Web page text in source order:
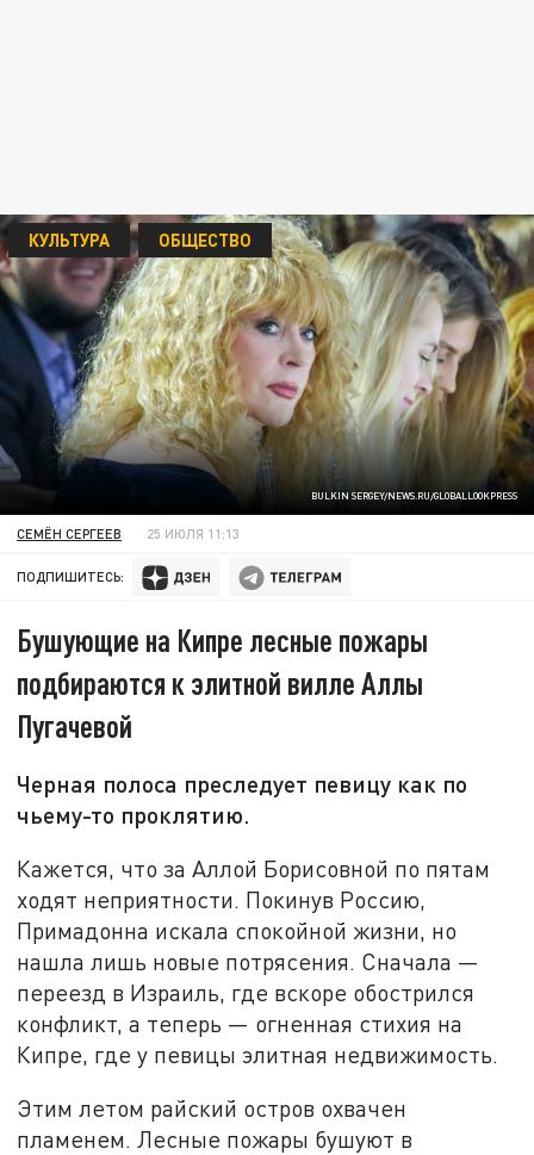
BULKIN SERGEY/NEWS.RU/GLOBALLOOKPRESS
КУЛЬТУРА ОБЩЕСТВО
СЕМЁН СЕРГЕЕВ 25 ИЮЛЯ 11:13
ПОДПИШИТЕСЬ:
Бушующие на Кипре лесные пожары
подбираются к элитной вилле Аллы
Пугачевой
Черная полоса преследует певицу как по
чьему-то проклятию.
Кажется, что за Аллой Борисовной по пятам
ходят неприятности. Покинув Россию,
Примадонна искала спокойной жизни, но
нашла лишь новые потрясения. Сначала —
переезд в Израиль, где вскоре обострился
конфликт, а теперь — огненная стихия на
Кипре, где у певицы элитная недвижимость.
Этим летом райский остров охвачен
пламенем. Лесные пожары бушуют в